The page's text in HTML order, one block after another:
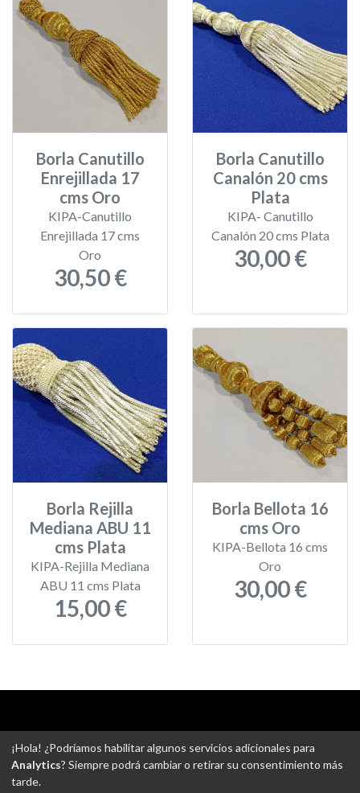
Borla Canutillo
Enrejillada 17
cms Oro
KIPA-Canutillo
Enrejillada 17 cms
Oro
30,50 €
Borla Canutillo
Canalón 20 cms
Plata
KIPA- Canutillo
Canalón 20 cms Plata
30,00 €
Borla Rejilla
Mediana ABU 11
cms Plata
KIPA-Rejilla Mediana
ABU 11 cms Plata
15,00 €
Borla Bellota 16
cms Oro
KIPA-Bellota 16 cms
Oro
30,00 €
-Gastos de envío-Uso de cookies-Ajustes de Cookies
¡Hola! ¿Podríamos habilitar algunos servicios adicionales para
Analytics? Siempre podrá cambiar o retirar su consentimiento más
tarde.